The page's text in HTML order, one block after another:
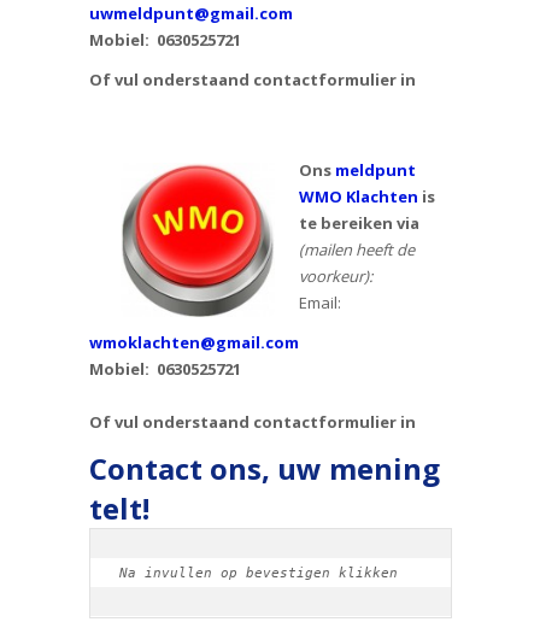
uwmeldpunt@gmail.com
Mobiel: 0630525721
Of vul onderstaand contactformulier in
Ons meldpunt
WMO Klachten is
te bereiken via
(mailen heeft de
voorkeur):
Email:
wmoklachten@gmail.com
Mobiel: 0630525721
Of vul onderstaand contactformulier in
Contact ons, uw mening
telt!
Na invullen op bevestigen klikken